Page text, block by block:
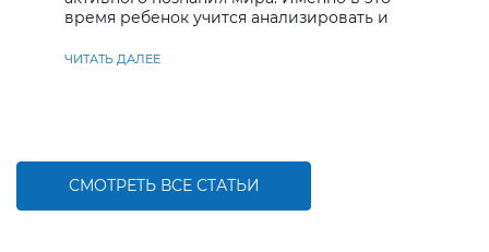
время ребенок учится анализировать и
ЧИТАТЬ ДАЛЕЕ
СМОТРЕТЬ ВСЕ СТАТЬИ